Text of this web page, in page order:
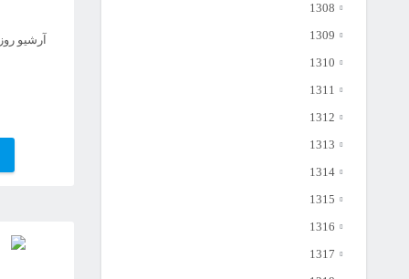
آرشیو
1308
1309
1310
1311
1312
1313
1314
1315
1316
1317